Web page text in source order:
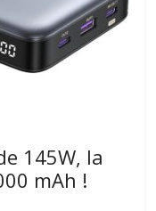
145W, la
mAh !